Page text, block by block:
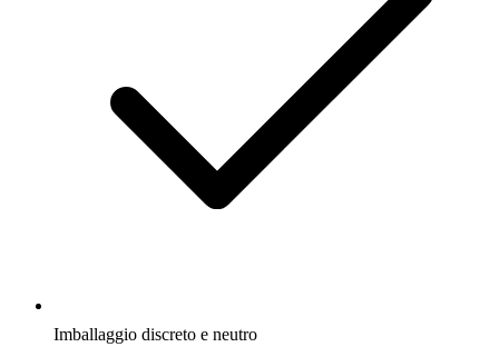
Imballaggio discreto e neutro